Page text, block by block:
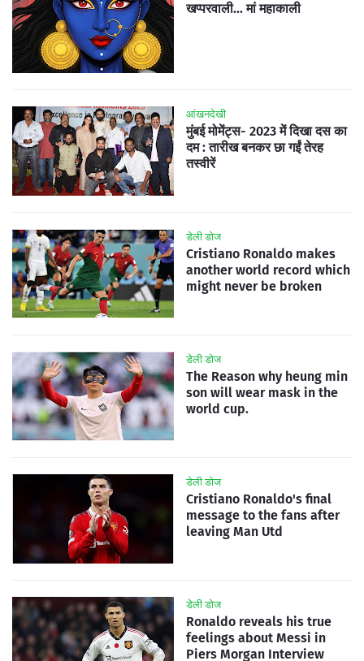
खप्परवाली... मां महाकाली
आंखनदेखी
मुंबई मोमेंट्स- 2023 में दिखा दस का
दम : तारीख बनकर छा गईं तेरह
तस्वीरें
डेली डोज
Cristiano Ronaldo makes
another world record which
might never be broken
डेली डोज
The Reason why heung min
son will wear mask in the
world cup.
डेली डोज
Cristiano Ronaldo's final
message to the fans after
leaving Man Utd
डेली डोज
Ronaldo reveals his true
feelings about Messi in
Piers Morgan Interview